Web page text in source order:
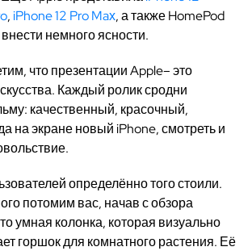
,iPhone 12 Pro Maх, а также HomePod
немного ясности.
что презентации Apple– это
Каждый ролик сродни
качественный, красочный,
на экране новый iPhone, смотреть и
определённо того стоили.
потомим вас, начав с обзора
умная колонка, которая визуально
горшок для комнатного растения. Её